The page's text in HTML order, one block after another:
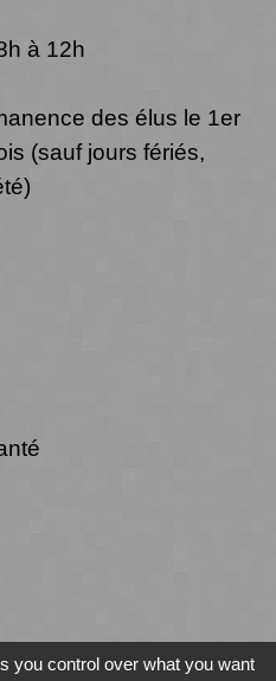
à 12h
des élus le 1er
(sauf jours fériés,
- Accessibilité -
you control over what you want